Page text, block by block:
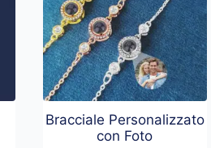
Bracciale Personalizzato
con Foto